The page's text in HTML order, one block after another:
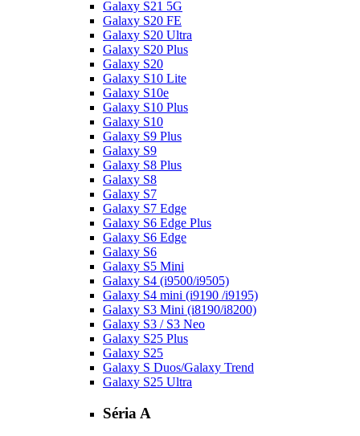
Galaxy S21 5G
Galaxy S20 FE
Galaxy S20 Ultra
Galaxy S20 Plus
Galaxy S20
Galaxy S10 Lite
Galaxy S10e
Galaxy S10 Plus
Galaxy S10
Galaxy S9 Plus
Galaxy S9
Galaxy S8 Plus
Galaxy S8
Galaxy S7
Galaxy S7 Edge
Galaxy S6 Edge Plus
Galaxy S6 Edge
Galaxy S6
Galaxy S5 Mini
Galaxy S4 (i9500/i9505)
Galaxy S4 mini (i9190 /i9195)
Galaxy S3 Mini (i8190/i8200)
Galaxy S3 / S3 Neo
Galaxy S25 Plus
Galaxy S25
Galaxy S Duos/Galaxy Trend
Galaxy S25 Ultra
Séria A